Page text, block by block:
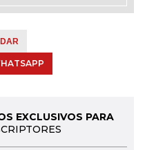
EXCLUSIVOS PARA